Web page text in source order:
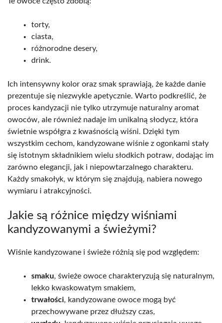
torty,
ciasta,
różnorodne desery,
drink.
Ich intensywny kolor oraz smak sprawiają, że każde danie
prezentuje się niezwykle apetycznie. Warto podkreślić, że
proces kandyzacji nie tylko utrzymuje naturalny aromat
owoców, ale również nadaje im unikalną słodycz, która
świetnie współgra z kwaśnością wiśni. Dzięki tym
wszystkim cechom, kandyzowane wiśnie z ogonkami stały
się istotnym składnikiem wielu słodkich potraw, dodając im
zarówno elegancji, jak i niepowtarzalnego charakteru.
Każdy smakołyk, w którym się znajdują, nabiera nowego
wymiaru i atrakcyjności.
Jakie są różnice między wiśniami
kandyzowanymi a świeżymi?
Wiśnie kandyzowane i świeże różnią się pod względem:
smaku, świeże owoce charakteryzują się naturalnym,
lekko kwaskowatym smakiem,
trwałości, kandyzowane owoce mogą być
przechowywane przez dłuższy czas,